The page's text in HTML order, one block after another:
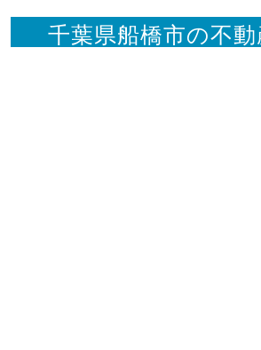
千葉県船橋市の不